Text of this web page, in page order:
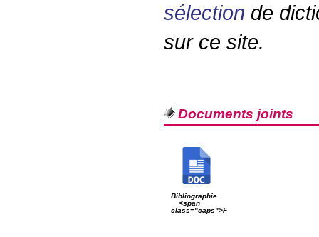
sélection de
sur ce site.
Documents joints
Bibliographie
<span
class="caps">F